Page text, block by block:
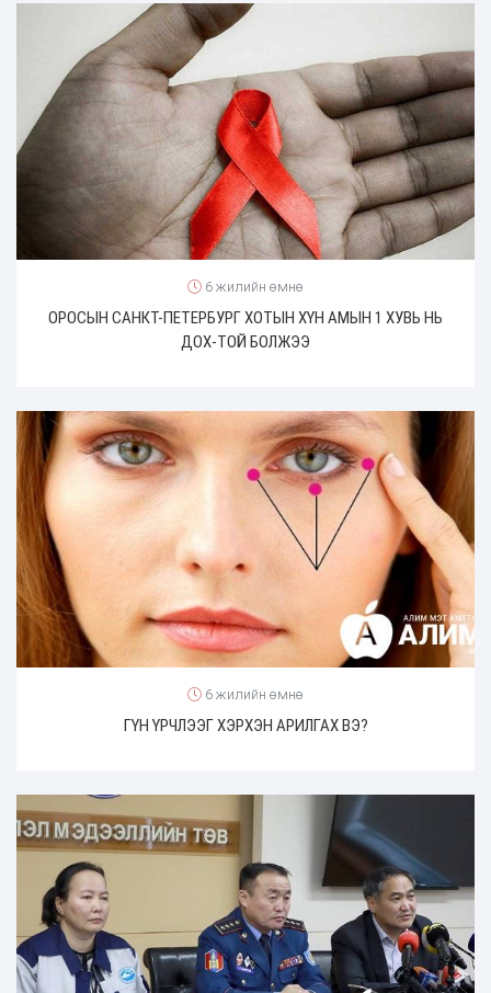
6 жилийн өмнө
ОРОСЫН САНКТ-ПЕТЕРБУРГ ХОТЫН ХҮН АМЫН 1 ХУВЬ НЬ
ДОХ-ТОЙ БОЛЖЭЭ
6 жилийн өмнө
ГҮН ҮРЧЛЭЭГ ХЭРХЭН АРИЛГАХ ВЭ?